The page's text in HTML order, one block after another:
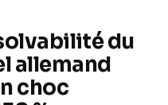
du
allemand
choc